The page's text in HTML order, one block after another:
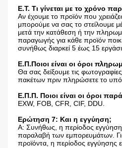
Ε.Τ. Τι γίνεται με το χρόνο
Αν έχουμε το προϊόν που
μπορούμε να σας το στείλουμε
μετά την κατάθεση ή την
παραγωγής για κάθε προϊόν
συνήθως διαρκεί 5 έως 15
Ε.Π.Ποιοι είναι οι όροι
Θα σας δείξουμε τις
πακέτων πριν πληρώσετε το
Ε.Π.Π. Ποιοι είναι οι όροι
EXW, FOB, CFR, CIF, DDU.
Ερώτηση 7: Και η εγγύηση;
Α: Συνήθως, η περίοδος
παραλαβή των εμπορευμάτων.
προϊόντα, η περίοδος εγγύησης